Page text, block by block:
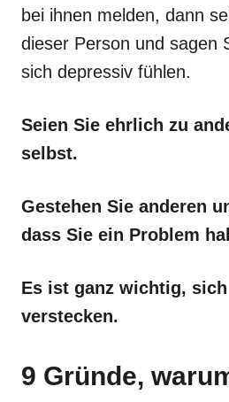
bei ihnen melden, dann
dieser Person und sagen
sich depressiv fühlen.
Seien Sie ehrlich zu
selbst.
Gestehen Sie anderen
dass Sie ein Problem
Es ist ganz wichtig,
verstecken.
9 Gründe,